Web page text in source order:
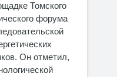
Томского
форума
Он отметил,